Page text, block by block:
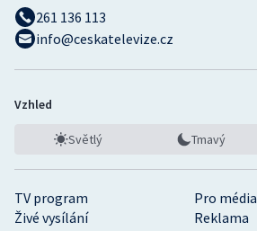
Volejbal
TV program
Pro média
Živé vysílání
Reklama
261 136 113
info@ceskatelevize.cz
Vzhled
Světlý Tmavý